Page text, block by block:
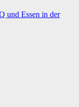
und Essen in der